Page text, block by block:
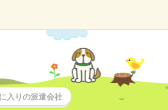
入りの派遣会社